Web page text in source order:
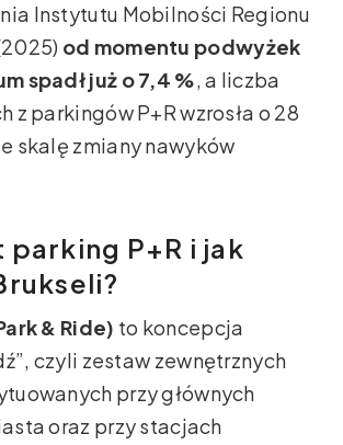
Instytutu Mobilności Regionu
od momentu podwyżek
spadł już o 7,4 %, a liczba
z parkingów P+R wzrosła o 28
skalę zmiany nawyków
parking P+R i jak
& Ride) to koncepcja
czyli zestaw zewnętrznych
przy głównych
oraz przy stacjach